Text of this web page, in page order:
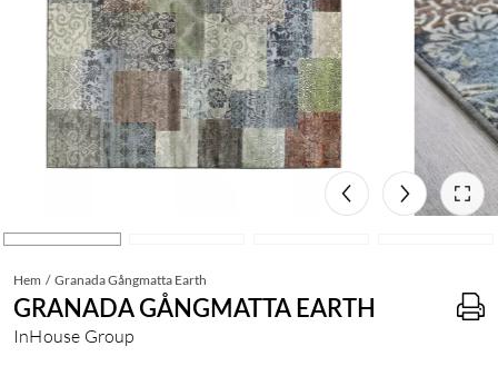
Hem Granada Gångmatta Earth
GRANADA GÅNGMATTA EARTH
InHouse Group